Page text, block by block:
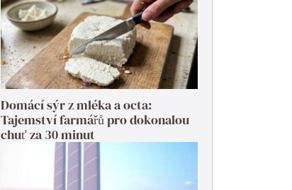
Domácí sýr z mléka a octa:
Tajemství farmářů pro dokonalou
chuť za 30 minut